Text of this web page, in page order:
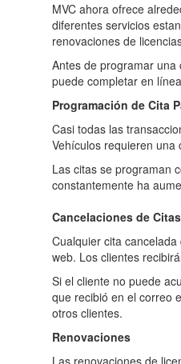
MVC ahora ofrece
diferentes servicios
renovaciones de
Antes de programar
puede completar en
Programación de Cita
Casi todas las
Vehículos requieren una
Las citas se programan
constantemente ha
Cancelaciones de Citas
Cualquier cita
web. Los clientes
Si el cliente no puede
que recibió en el correo
otros clientes.
Renovaciones